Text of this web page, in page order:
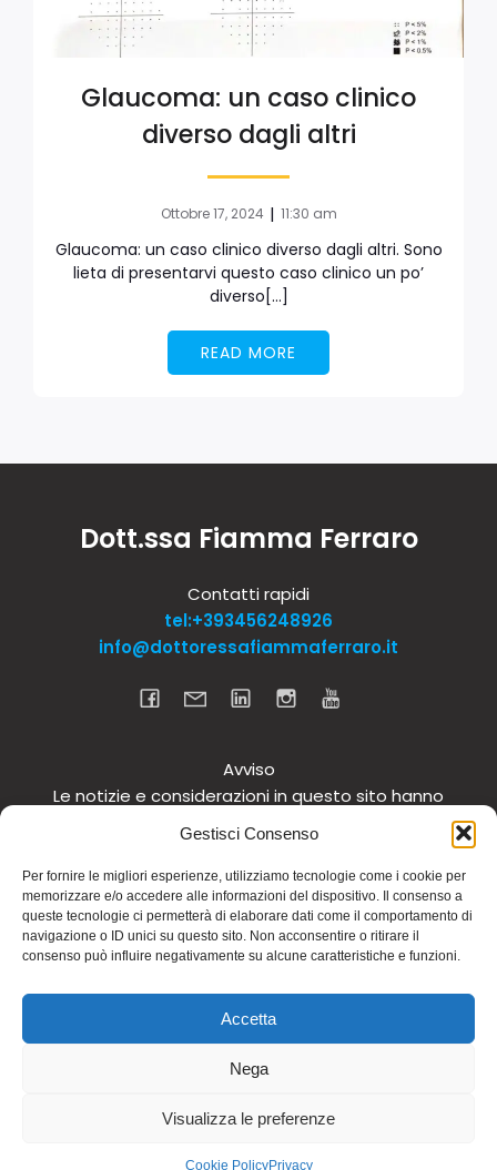
Gestisci Consenso
Per fornire le migliori esperienze, utilizziamo tecnologie come i cookie per
memorizzare e/o accedere alle informazioni del dispositivo. Il consenso a
queste tecnologie ci permetterà di elaborare dati come il comportamento di
navigazione o ID unici su questo sito. Non acconsentire o ritirare il
consenso può influire negativamente su alcune caratteristiche e funzioni.
Accetta
Nega
Visualizza le preferenze
Cookie PolicyPrivacy
Glaucoma: un caso clinico
diverso dagli altri
Ottobre 17, 2024 | 11:30 am
Glaucoma: un caso clinico diverso dagli altri. Sono
lieta di presentarvi questo caso clinico un po’
diverso[…]
READ MORE
Dott.ssa Fiamma Ferraro
Contatti rapidi
tel:+393456248926
info@dottoressafiammaferraro.it
Avviso
Le notizie e considerazioni in questo sito hanno
carattere informativo generale e non intendono in
alcun modo dare consigli medici. Si raccomanda di
non intraprendere o interrompere alcuna terapia o
assunzione o cambiamento di integratori o
tantomeno medicinali (nemmeno “naturali”) senza
una preventiva consultazione del proprio medico.
sito. Non si risponde inoltre in alcun modo in relazione
quali si rinvia.
WordPress eKubio